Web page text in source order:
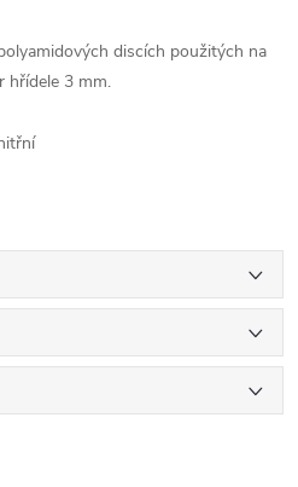
discích použitých na
hřídele 3 mm.